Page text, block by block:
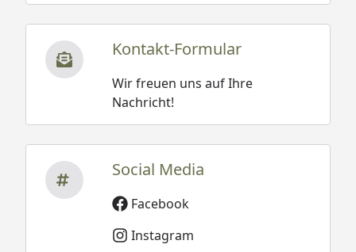
Kontakt-Formular
Wir freuen uns auf Ihre
Nachricht!
Social Media
Facebook
Instagram